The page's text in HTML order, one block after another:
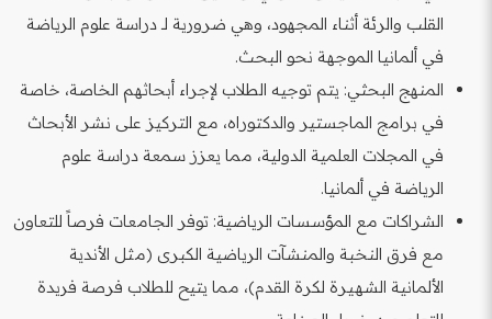
القلب والرئة أثناء المجهود، وهي ضرورية لـ دراسة علوم الرياضة
في ألمانيا الموجهة نحو البحث.
المنهج البحثي: يتم توجيه الطلاب لإجراء أبحاثهم الخاصة، خاصة
في برامج الماجستير والدكتوراه، مع التركيز على نشر الأبحاث
في المجلات العلمية الدولية، مما يعزز سمعة دراسة علوم
الرياضة في ألمانيا.
الشراكات مع المؤسسات الرياضية: توفر الجامعات فرصاً للتعاون
مع فرق النخبة والمنشآت الرياضية الكبرى (مثل الأندية
الألمانية الشهيرة لكرة القدم)، مما يتيح للطلاب فرصة فريدة